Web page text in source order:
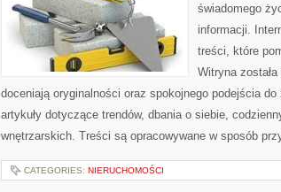
świadomego
informacji.
treści, które
Witryna
doceniają oryginalności oraz spokojnego podejścia
artykuły dotyczące trendów, dbania o siebie,
wnętrzarskich. Treści są opracowywane w sposób
CATEGORIES: NIERUCHOMOŚCI